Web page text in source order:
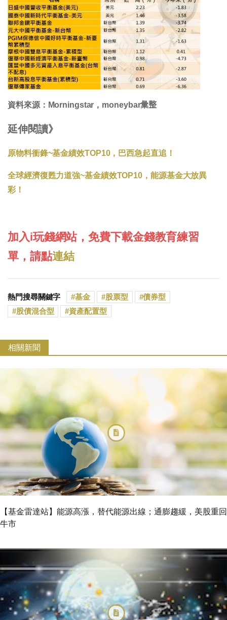
資料來源：Morningstar，moneybar𢑥整
延伸閱讀》
原物料衝鋒~基金績效TOP10，巴西急起直追！
全球經濟復甦力道強~基金績效TOP10，能源基金大放異
彩！
加入i玩錢網站，免費下載金錢教育練習
單，請點連結
熱門搜尋關鍵字 基金 股票型
債券型
股債混合型
資產配置型
相關新聞
【基金雷達站】能源高漲，替代能源出線；通膨趨緩，美股重回
牛市